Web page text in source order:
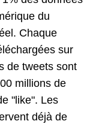
du
Chaque
sur
de tweets sont
millions de
"like". Les
déjà de